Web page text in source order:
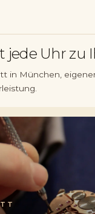
jede Uhr zu
in München,